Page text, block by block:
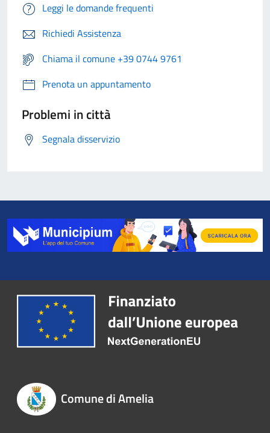
Leggi le domande frequenti
Richiedi Assistenza
Chiama il comune +39 0744 9761
Prenota un appuntamento
Problemi in città
Segnala disservizio
Comune di Amelia